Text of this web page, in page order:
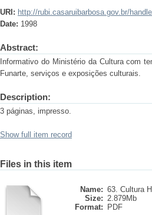
URI: http://rubi.casaruibarbosa.gov.br/
Date: 1998
Abstract:
Informativo do Ministério da Cultura com
Funarte, serviços e exposições culturais.
Description:
3 páginas, impresso.
Show full item record
Files in this item
Name: 63. Cultura
Size: 2.879Mb
Format:
PDF